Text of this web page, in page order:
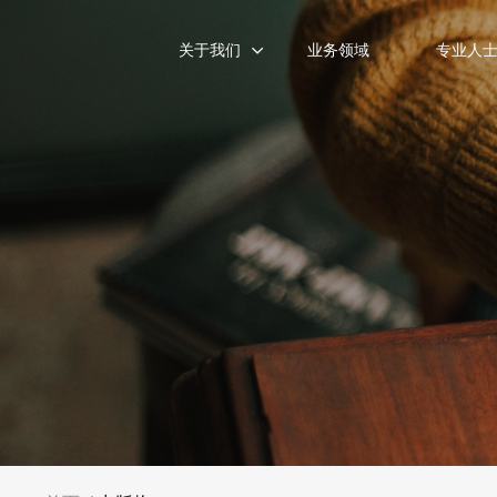
关于我们 业务领域 专业人